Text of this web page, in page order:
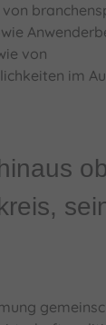
von
im